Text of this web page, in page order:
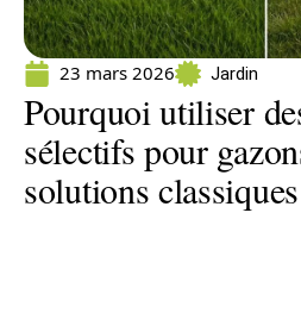
23 mars 2026 Jardin
Pourquoi utiliser
sélectifs pour
solutions